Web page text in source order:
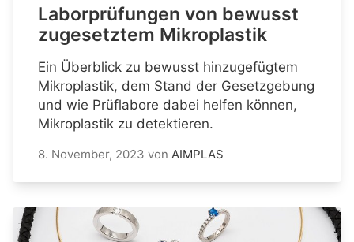
Laborprüfungen von bewusst
zugesetztem Mikroplastik
Ein Überblick zu bewusst hinzugefügtem
Mikroplastik, dem Stand der Gesetzgebung
und wie Prüflabore dabei helfen können,
Mikroplastik zu detektieren.
8. November, 2023 von AIMPLAS